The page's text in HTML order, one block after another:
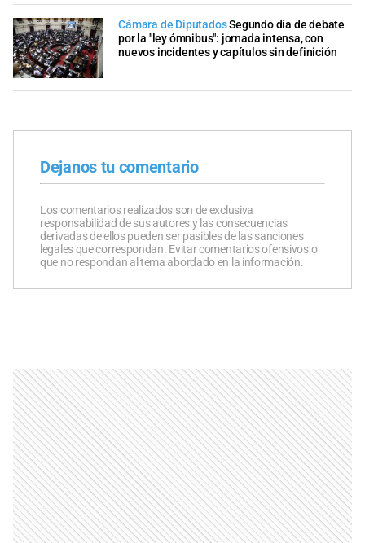
Cámara de DiputadosSegundo día de debate
por la "ley ómnibus": jornada intensa, con
nuevos incidentes y capítulos sin definición
Dejanos tu comentario
Los comentarios realizados son de exclusiva
responsabilidad de sus autores y las consecuencias
derivadas de ellos pueden ser pasibles de las sanciones
legales que correspondan. Evitar comentarios ofensivos o
que no respondan al tema abordado en la información.